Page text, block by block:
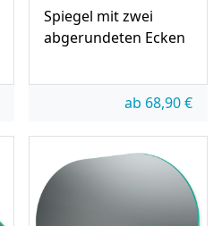
Spiegel mit zwei
abgerundeten Ecken
ab 68,90€